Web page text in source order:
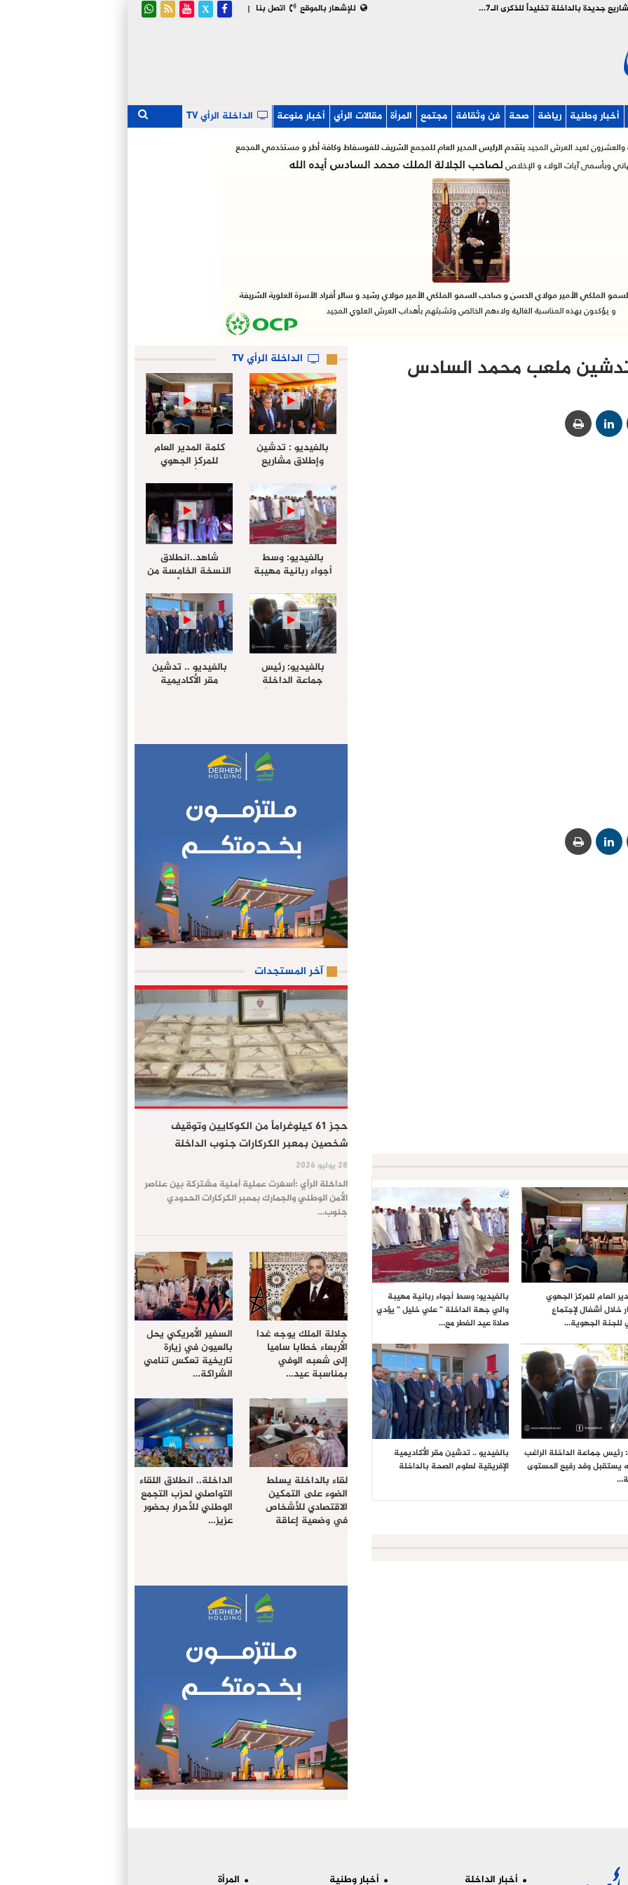
| اتصل بنا للإشهار بالموقع بالفيديو : تدشين وإطلاق مشاريع جديدة بالداخلة تخليداً للذكرى الـ27 لعيد العرش
أخبار وطنية رياضة صحة فن وثقافة مجتمع المرأة مقالات الرأي أخبار منوعة الداخلة الرأي TV
تدشين ملعب محمد السادس
العام للمركز الجهوي
خلال أشغال لإجتماع
للجنة الجهوية…
بالفيديو: وسط أجواء ربانية مهيبة
والي جهة الداخلة ” علي خليل ” يؤدي
صلاة عيد الفطر مع…
رئيس جماعة الداخلة الراغب
يستقبل وفد رفيع المستوى
بالفيديو .. تدشين مقر الأكاديمية
الإفريقية لعلوم الصحة بالداخلة
الداخلة الرأي TV
بالفيديو : تدشين
وإطلاق مشاريع
لعيد العرش
كلمة المدير العام
للمركز الجهوي
للإستثمار خلال
أشغال لإجتماع
التقييمي للجنة
الجهوية الموحد
لإستثمار بجهة
الداخلة…
بالفيديو: وسط
أجواء ربانية مهيبة
علي خليل ” يؤدي
صلاة عيد الفطر مع
جموع المصلين
شاهد..انطلاق
النسخة الخامسة من
مهرجان “الأمداح
النبوية” المنظم من
طرف مجلس جهة
الداخلة وادي الذهب
بالفيديو: رئيس
جماعة الداخلة
الراغب حرمة الله
الامريكية
بالفيديو .. تدشين
مقر الأكاديمية
آخر المستجدات
حجز 61 كيلوغراماً من الكوكايين وتوقيف
شخصين بمعبر الكركارات جنوب الداخلة
28 يوليو 2026
الداخلة الرأي :أسفرت عملية أمنية مشتركة بين عناصر
الأمن الوطني والجمارك بمعبر الكركارات الحدودي
جنوب…
جلالة الملك يوجه غدا
الأربعاء خطابا ساميا
إلى شعبه الوفي
بمناسبة عيد…
السفير الأمريكي يحل
بالعيون في زيارة
تاريخية تعكس تنامي
الشراكة…
لقاء بالداخلة يسلط
الضوء على التمكين
الاقتصادي للأشخاص
في وضعية إعاقة
الداخلة.. انطلاق اللقاء
التواصلي لحزب التجمع
الوطني للأحرار بحضور
عزيز…
أخبار الداخلة أخبار وطنية المرأة